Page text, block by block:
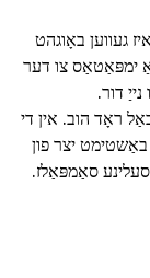
געווען באָוגהט
ימפּאַטאַס צו דער
דור.
ראָד הוב. אין די
באַשטימט יצר פון
סאַמפּאַלז.